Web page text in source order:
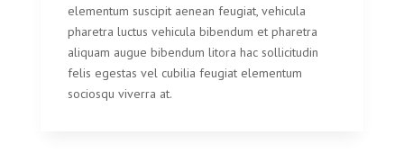
elementum suscipit aenean feugiat, vehicula
pharetra luctus vehicula bibendum et pharetra
aliquam augue bibendum litora hac sollicitudin
felis egestas vel cubilia feugiat elementum
sociosqu viverra at.